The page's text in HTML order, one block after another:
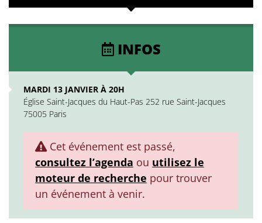
INFOS
MARDI 13 JANVIER À 20H
Église Saint-Jacques du Haut-Pas 252 rue Saint-Jacques
75005 Paris
Cet événement est passé,
consultez l’agenda ou utilisez le
moteur de recherche pour trouver
un événement à venir.